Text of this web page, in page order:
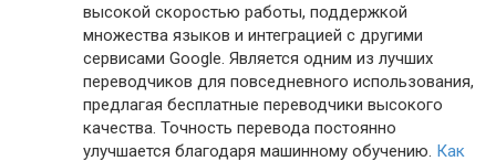
высокой скоростью работы, поддержкой
множества языков и интеграцией с другими
сервисами Google. Является одним из лучших
переводчиков для повседневного использования,
предлагая бесплатные переводчики высокого
качества. Точность перевода постоянно
улучшается благодаря машинному обучению. Как